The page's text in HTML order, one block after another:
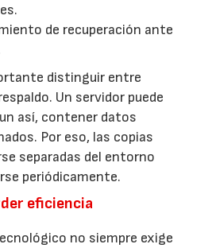
de recuperación ante
distinguir entre
Un servidor puede
así, contener datos
Por eso, las copias
separadas del entorno
periódicamente.
eficiencia
no siempre exige